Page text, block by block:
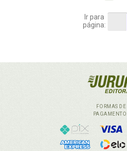
Ir para
página:
FORMAS DE
PAGAMENTO